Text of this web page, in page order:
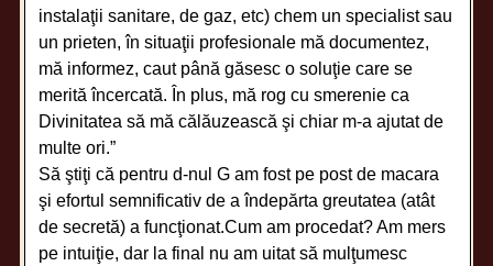
instalaţii sanitare, de gaz, etc) chem un specialist sau
un prieten, în situaţii profesionale mă documentez,
mă informez, caut până găsesc o soluţie care se
merită încercată. În plus, mă rog cu smerenie ca
Divinitatea să mă călăuzească şi chiar m-a ajutat de
multe ori.”
Să ştiţi că pentru d-nul G am fost pe post de macara
şi efortul semnificativ de a îndepărta greutatea (atât
de secretă) a funcţionat.Cum am procedat? Am mers
pe intuiţie, dar la final nu am uitat să mulţumesc